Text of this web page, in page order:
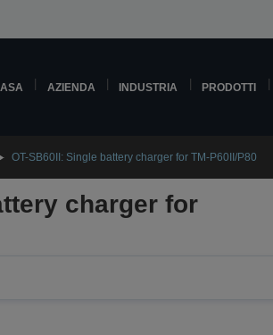
AZIENDA INDUSTRIA PRODOTTI
OT-SB60II: Single battery charger for TM-P60II/P80
charger for